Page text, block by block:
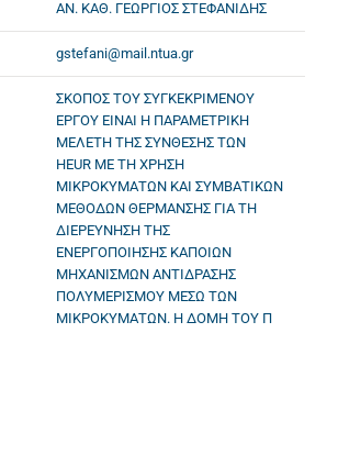
ΑΝ. ΚΑΘ. ΓΕΩΡΓΙΟΣ ΣΤΕΦΑΝΙΔΗΣ
gstefani@mail.ntua.gr
ΣΚΟΠΟΣ ΤΟΥ ΣΥΓΚΕΚΡΙΜΕΝΟΥ
ΕΡΓΟΥ ΕΙΝΑΙ Η ΠΑΡΑΜΕΤΡΙΚΗ
ΜΕΛΕΤΗ ΤΗΣ ΣΥΝΘΕΣΗΣ ΤΩΝ
HEUR ΜΕ ΤΗ ΧΡΗΣΗ
ΜΙΚΡΟΚΥΜΑΤΩΝ ΚΑΙ ΣΥΜΒΑΤΙΚΩΝ
ΜΕΘΟΔΩΝ ΘΕΡΜΑΝΣΗΣ ΓΙΑ ΤΗ
ΔΙΕΡΕΥΝΗΣΗ ΤΗΣ
ΕΝΕΡΓΟΠΟΙΗΣΗΣ ΚΑΠΟΙΩΝ
ΜΗΧΑΝΙΣΜΩΝ ΑΝΤΙΔΡΑΣΗΣ
ΠΟΛΥΜΕΡΙΣΜΟΥ ΜΕΣΩ ΤΩΝ
ΜΙΚΡΟΚΥΜΑΤΩΝ. Η ΔΟΜΗ ΤΟΥ Π